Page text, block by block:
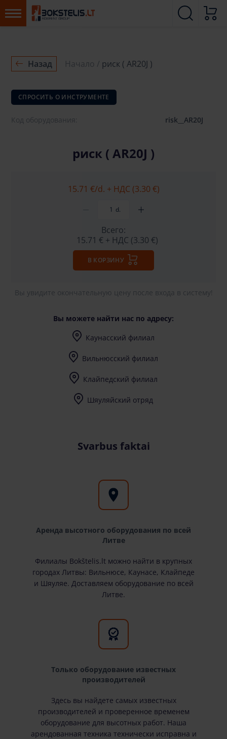
Назад Начало риск ( AR20J )
СПРОСИТЬ О ИНСТРУМЕНТЕ
Код оборудования: risk__AR20J
риск ( AR20J )
15.71 €/d. + НДС (3.30 €)
d.
Всего:
15.71 € + НДС (3.30 €)
В КОРЗИНУ
Вы увидите окончательную цену после входа в систему!
Вы можете найти нас по адресу:
Каунасский филиал
Вильнюсский филиал
Клайпедский филиал
Шяуляйский отряд
Svarbus faktai
Аренда высотного оборудования по всей
Литве
Филиалы Bokštelis.lt можно найти в крупных
городах Литвы: Вильнюсе, Каунасе, Клайпеде
и Шяуляе. Доставляем оборудование по всей
Литве.
Только оборудование известных
производителей
Здесь вы найдете самых известных
производителей и проверенное временем
оборудование для высотных работ. Наша
арендованная техника технически исправна и